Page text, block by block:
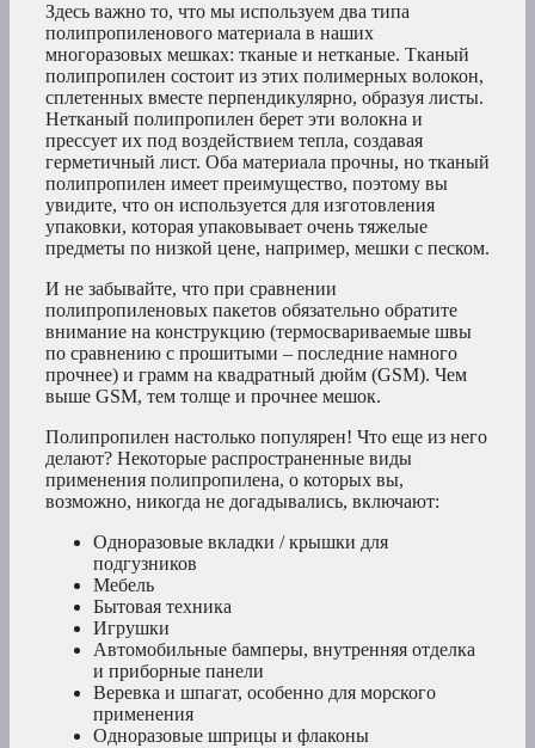
Здесь важно то, что мы используем два типа
полипропиленового материала в наших
многоразовых мешках: тканые и нетканые. Тканый
полипропилен состоит из этих полимерных волокон,
сплетенных вместе перпендикулярно, образуя листы.
Нетканый полипропилен берет эти волокна и
прессует их под воздействием тепла, создавая
герметичный лист. Оба материала прочны, но тканый
полипропилен имеет преимущество, поэтому вы
увидите, что он используется для изготовления
упаковки, которая упаковывает очень тяжелые
предметы по низкой цене, например, мешки с песком.
И не забывайте, что при сравнении
полипропиленовых пакетов обязательно обратите
внимание на конструкцию (термосвариваемые швы
по сравнению с прошитыми – последние намного
прочнее) и грамм на квадратный дюйм (GSM). Чем
выше GSM, тем толще и прочнее мешок.
Полипропилен настолько популярен! Что еще из него
делают? Некоторые распространенные виды
применения полипропилена, о которых вы,
возможно, никогда не догадывались, включают:
Одноразовые вкладки / крышки для
подгузников
Мебель
Бытовая техника
Игрушки
Автомобильные бамперы, внутренняя отделка
и приборные панели
Веревка и шпагат, особенно для морского
применения
Одноразовые шприцы и флаконы